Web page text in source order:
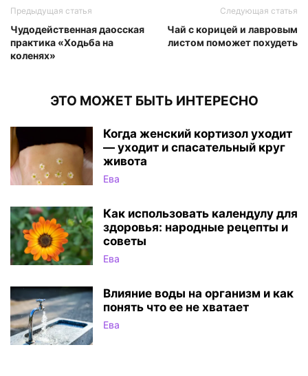
Предыдущая статья
Чудодейственная даосская
практика «Ходьба на
коленях»
Следующая статья
Чай с корицей и лавровым
листом поможет похудеть
ЭТО МОЖЕТ БЫТЬ ИНТЕРЕСНО
Когда женский кортизол уходит
— уходит и спасательный круг
живота
Ева
Как использовать календулу для
здоровья: народные рецепты и
советы
Ева
Влияние воды на организм и как
понять что ее не хватает
Ева